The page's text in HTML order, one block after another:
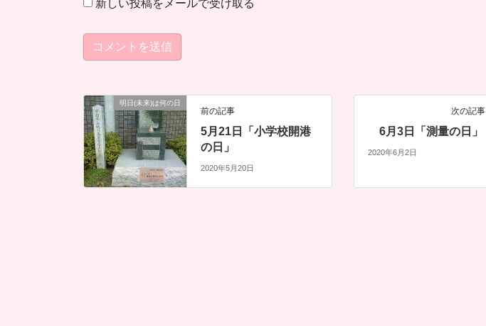
新しい投稿をメールで受け取る
明日(未来)は何の日
前の記事
5月21日「小学校開港
の日」
2020年5月20日
次の記事
6月3日「測量の日」
2020年6月2日